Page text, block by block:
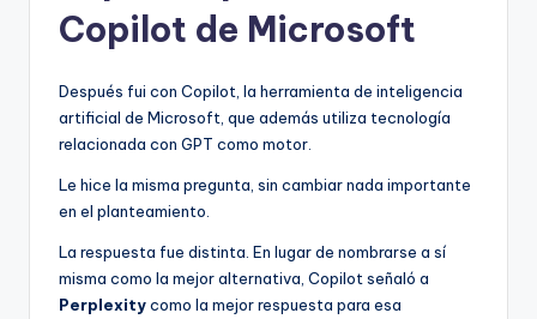
Copilot de Microsoft
Después fui con Copilot, la herramienta de inteligencia
artificial de Microsoft, que además utiliza tecnología
relacionada con GPT como motor.
Le hice la misma pregunta, sin cambiar nada importante
en el planteamiento.
La respuesta fue distinta. En lugar de nombrarse a sí
misma como la mejor alternativa, Copilot señaló a
Perplexitycomo la mejor respuesta para esa